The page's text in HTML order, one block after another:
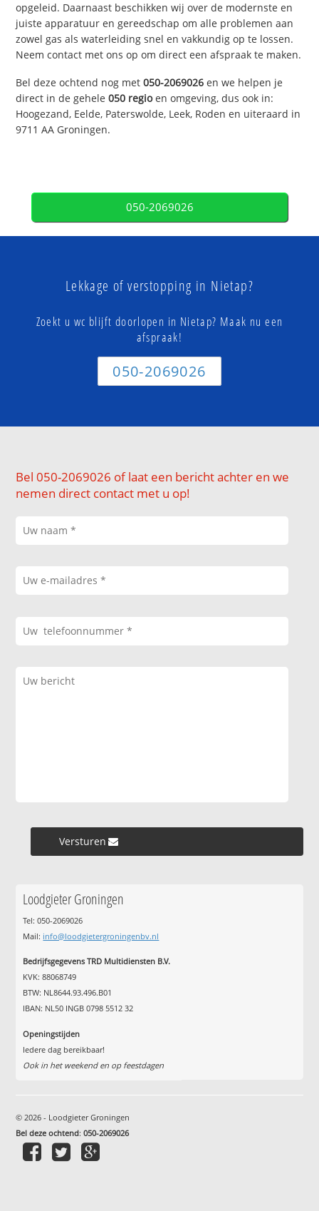
opgeleid. Daarnaast beschikken wij over de modernste en
juiste apparatuur en gereedschap om alle problemen aan
zowel gas als waterleiding snel en vakkundig op te lossen.
Neem contact met ons op om direct een afspraak te maken.
Bel deze ochtend nog met050-2069026 en we helpen je
direct in de gehele050 regioen omgeving, dus ook in:
Hoogezand, Eelde, Paterswolde, Leek, Roden en uiteraard in
9711 AA Groningen.
050-2069026
Lekkage of verstopping in Nietap?
Zoekt u wc blijft doorlopen in Nietap? Maak nu een
afspraak!
050-2069026
Bel 050-2069026 of laat een bericht achter en we
nemen direct contact met u op!
Versturen »
Loodgieter Groningen
Tel: 050-2069026
Mail: info@loodgietergroningenbv.nl
Bedrijfsgegevens TRD Multidiensten B.V.
KVK: 88068749
BTW: NL8644.93.496.B01
IBAN: NL50 INGB 0798 5512 32
Openingstijden
Iedere dag bereikbaar!
Ook in het weekend en op feestdagen
© 2026 - Loodgieter Groningen
Bel deze ochtend:050-2069026